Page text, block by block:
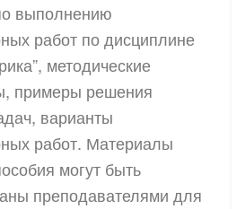
выполнению
работ по дисциплине
методические
примеры решения
варианты
работ. Материалы
могут быть
преподавателями для